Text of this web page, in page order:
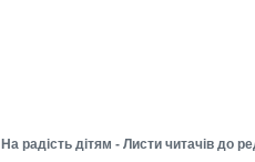
На радість дітям - Листи читачів до